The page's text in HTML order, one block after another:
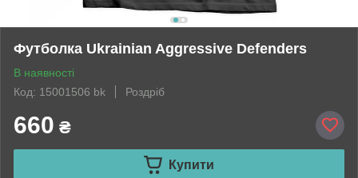
Футболка Ukrainian Aggressive Defenders
В наявності
Код: 15001506 bk
Роздріб
660 ₴
Купити